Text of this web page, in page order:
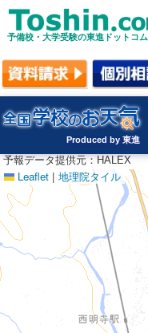
予備校・大学受験の東進ドットコム
Produced by 東進
Leaflet | 地理院タイル
予報データ提供元：HALEX